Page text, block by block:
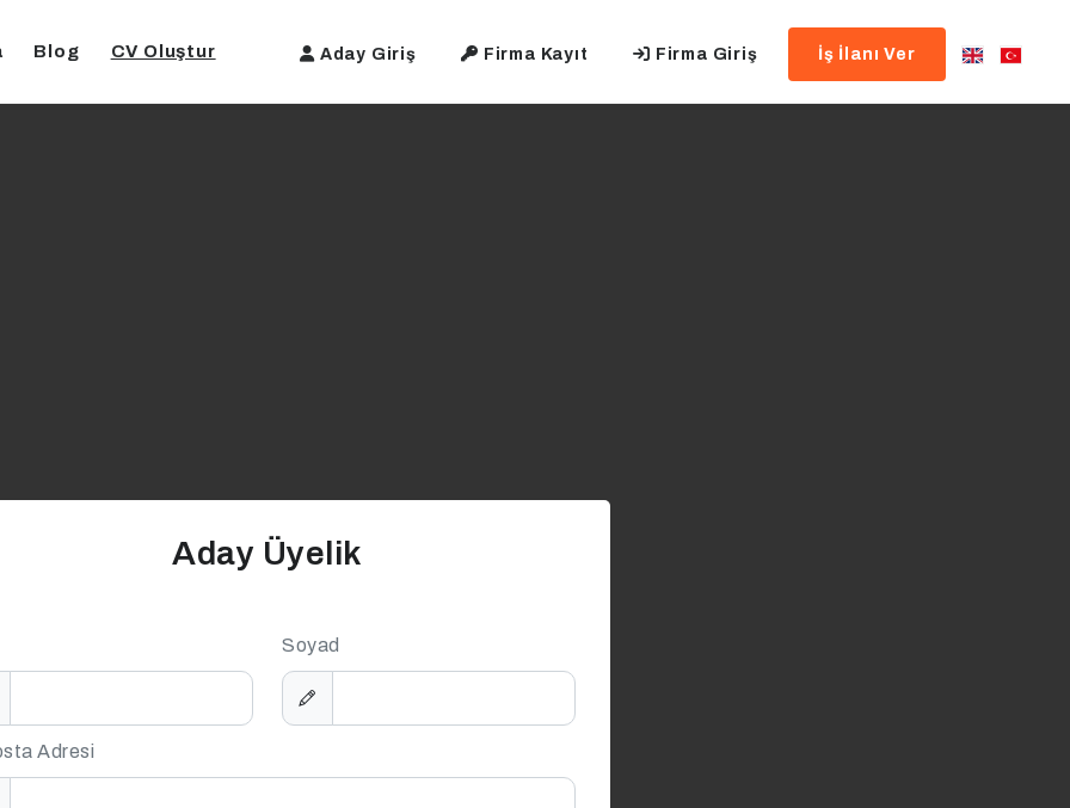
Blog CV Oluştur Aday Giriş Firma Kayıt Firma Giriş İş İlanı Ver
Aday Üyelik
Soyad
Adresi